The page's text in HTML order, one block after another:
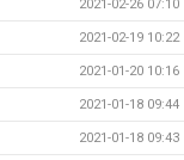
2021-02-26 07:10
2021-02-19 10:22
2021-01-20 10:16
2021-01-18 09:44
2021-01-18 09:43